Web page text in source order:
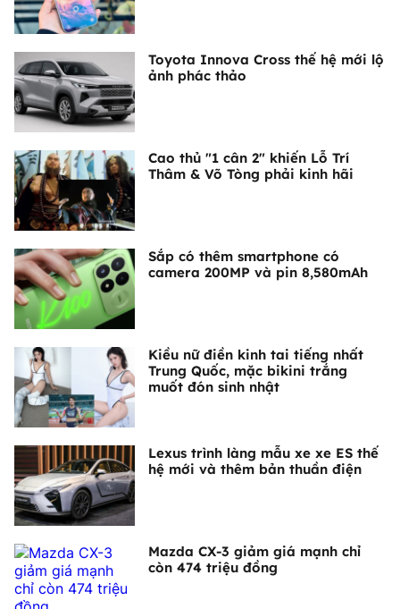
Toyota Innova Cross thế hệ mới lộ
ảnh phác thảo
Cao thủ "1 cân 2" khiến Lỗ Trí
Thâm & Võ Tòng phải kinh hãi
Sắp có thêm smartphone có
camera 200MP và pin 8,580mAh
Kiều nữ điền kinh tai tiếng nhất
Trung Quốc, mặc bikini trắng
muốt đón sinh nhật
Lexus trình làng mẫu xe xe ES thế
hệ mới và thêm bản thuần điện
Mazda CX-3 giảm giá mạnh chỉ
còn 474 triệu đồng